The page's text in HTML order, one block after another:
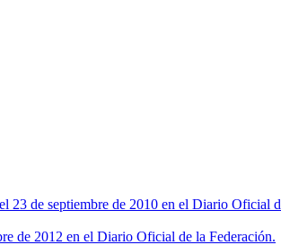
23 de septiembre de 2010 en el Diario Oficial
de 2012 en el Diario Oficial de la Federación.